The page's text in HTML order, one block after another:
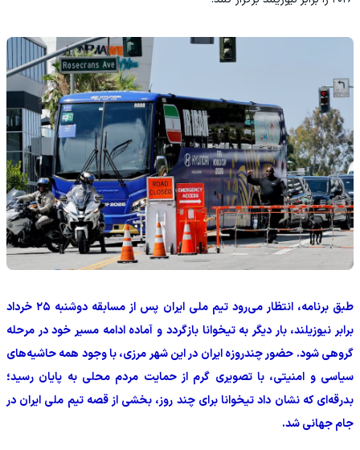
طبق برنامه، انتظار می‌رود تیم ملی ایران پس از مسابقه دوشنبه ۲۵ خرداد
برابر نیوزیلند، بار دیگر به تیخوانا بازگردد و آماده ادامه مسیر خود در مرحله
گروهی شود. حضور چندروزه ایران در این شهر مرزی، با وجود همه حاشیه‌های
سیاسی و امنیتی، با تصویری گرم از حمایت مردم محلی به پایان رسید؛
بدرقه‌ای که نشان داد تیخوانا برای چند روز، بخشی از قصه تیم ملی ایران در
جام جهانی شد.